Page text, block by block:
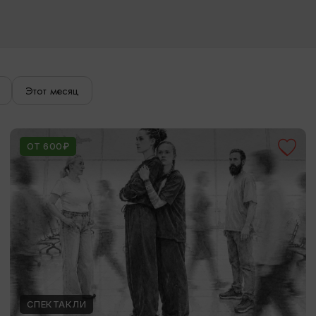
Этот месяц
ОТ 600₽
СПЕКТАКЛИ